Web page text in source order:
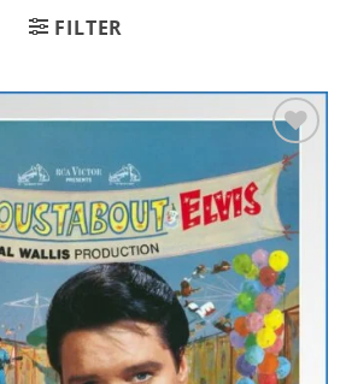
FILTER
Zur
Wunschliste
hinzufügen